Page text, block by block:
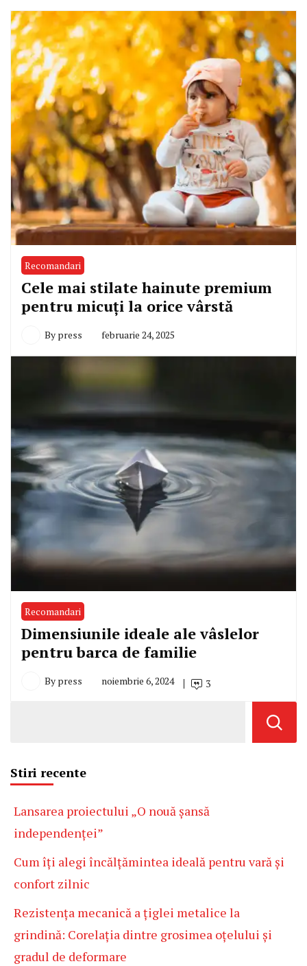
Recomandari
Cele mai stilate hainute premium
pentru micuți la orice vârstă
By press februarie 24, 2025
Recomandari
Dimensiunile ideale ale vâslelor
pentru barca de familie
By press noiembrie 6, 2024 3
Stiri recente
Lansarea proiectului „O nouă șansă
independenței”
Cum îți alegi încălțămintea ideală pentru vară și
confort zilnic
Rezistența mecanică a țiglei metalice la
grindină: Corelația dintre grosimea oțelului și
gradul de deformare